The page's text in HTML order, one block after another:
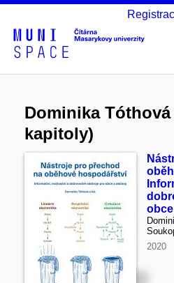
Dominika
kapitoly)
2020